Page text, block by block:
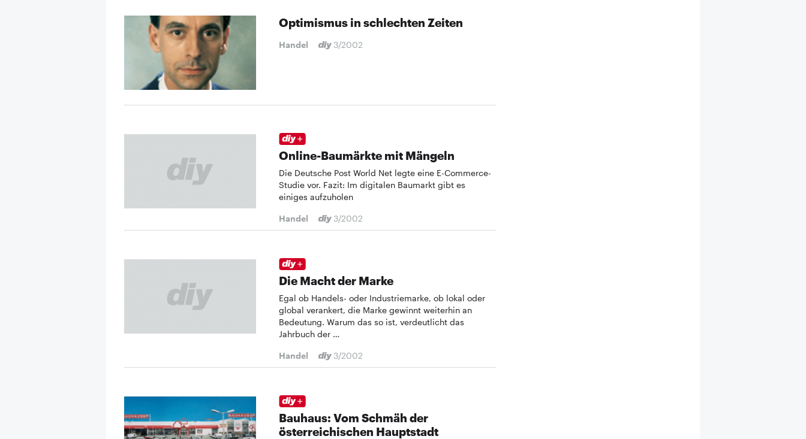
Optimismus in schlechten Zeiten
Handel 3/2002
Online-Baumärkte mit Mängeln
Die Deutsche Post World Net legte eine E-Commerce-
Studie vor. Fazit: Im digitalen Baumarkt gibt es
einiges aufzuholen
Handel 3/2002
Die Macht der Marke
Egal ob Handels- oder Industriemarke, ob lokal oder
global verankert, die Marke gewinnt weiterhin an
Bedeutung. Warum das so ist, verdeutlicht das
Jahrbuch der …
Handel 3/2002
Bauhaus: Vom Schmäh der
österreichischen Hauptstadt